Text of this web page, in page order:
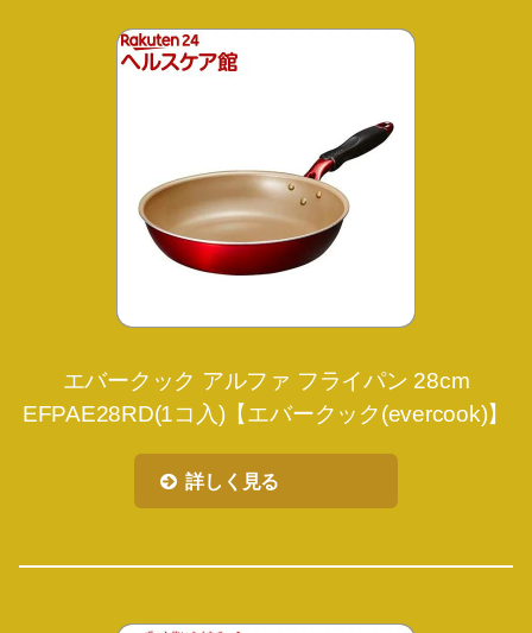
エバークック アルファ フライパン 28cm
EFPAE28RD(1コ入)【エバークック(evercook)】
詳しく見る